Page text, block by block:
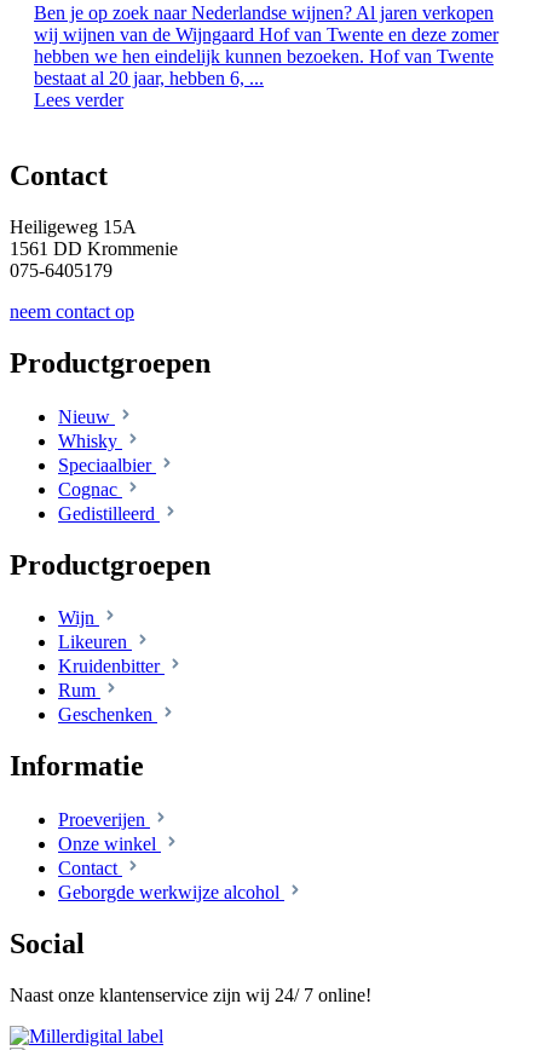
Ben je op zoek naar Nederlandse wijnen? Al jaren verkopen
wij wijnen van de Wijngaard Hof van Twente en deze zomer
hebben we hen eindelijk kunnen bezoeken. Hof van Twente
bestaat al 20 jaar, hebben 6, ...
Lees verder
Contact
Heiligeweg 15A
1561 DD Krommenie
075-6405179
neem contact op
Productgroepen
Nieuw
Whisky
Speciaalbier
Cognac
Gedistilleerd
Productgroepen
Wijn
Likeuren
Kruidenbitter
Rum
Geschenken
Informatie
Proeverijen
Onze winkel
Contact
Geborgde werkwijze alcohol
Social
Naast onze klantenservice zijn wij 24/ 7 online!